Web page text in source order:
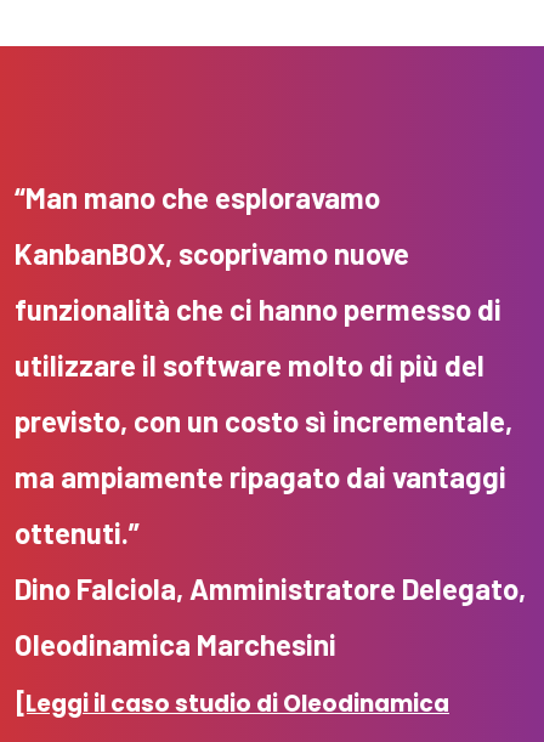
“Man mano che esploravamo
KanbanBOX, scoprivamo nuove
funzionalità che ci hanno permesso di
utilizzare il software molto di più del
previsto, con un costo sì incrementale,
ma ampiamente ripagato dai vantaggi
ottenuti.”
Dino Falciola, Amministratore Delegato,
Oleodinamica Marchesini
[Leggi il caso studio di Oleodinamica